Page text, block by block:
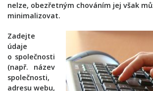
nelze, obezřetným chováním jej však
minimalizovat.
Zadejte
údaje
o společnosti
(např. název
společnosti,
adresu webu,